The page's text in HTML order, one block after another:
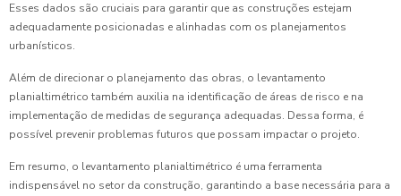
Esses dados são cruciais para garantir que as construções estejam
adequadamente posicionadas e alinhadas com os planejamentos
urbanísticos.
Além de direcionar o planejamento das obras, o levantamento
planialtimétrico também auxilia na identificação de áreas de risco e na
implementação de medidas de segurança adequadas. Dessa forma, é
possível prevenir problemas futuros que possam impactar o projeto.
Em resumo, o levantamento planialtimétrico é uma ferramenta
indispensável no setor da construção, garantindo a base necessária para a